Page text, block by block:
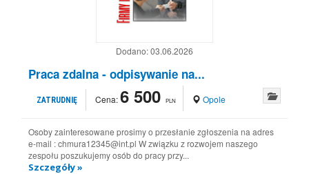
Dodano:03.06.2026
Praca zdalna - odpisywanie na...
ZATRUDNIĘ Cena:6 500 PLN Opole
Osoby zainteresowane prosimy o przesłanie zgłoszenia na adres
e-mail : chmura12345@int.pl W związku z rozwojem naszego
zespołu poszukujemy osób do pracy przy...
Szczegóły »